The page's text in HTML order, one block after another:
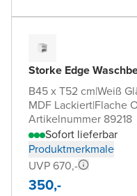
Storke Edge
B45 x T52 cm|Weiß
MDF Lackiert|Flache
Artikelnummer 89218
Sofort lieferbar
Produktmerkmale
UVP 670,-
350,-